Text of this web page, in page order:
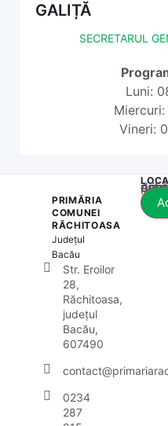
GALIȚĂ
SECRETARUL
Luni:
Vineri:
PRIMĂRIA
COMUNEI
RĂCHITOASA
Județul
Bacău
Str. Eroilor
28,
Răchitoasa,
județul
Bacău,
607490
0234
287
Acest conținut este blocat până când acceptați categoria corespunzătoare de cookie-uri.